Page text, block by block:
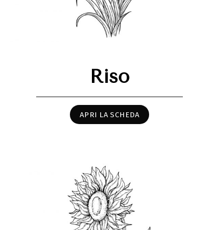
Riso
APRI LA SCHEDA